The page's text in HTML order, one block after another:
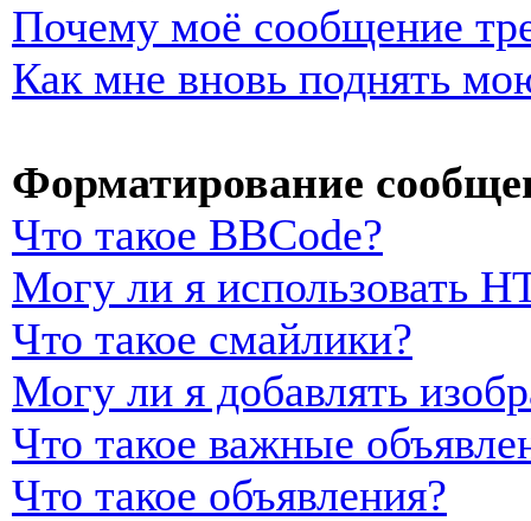
Почему моё сообщение
Как мне вновь поднять
Форматирование
Что такое BBCode?
Могу ли я использовать
Что такое смайлики?
Могу ли я добавлять
Что такое важные
Что такое объявления?